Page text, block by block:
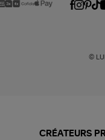
©
CRÉATEURS